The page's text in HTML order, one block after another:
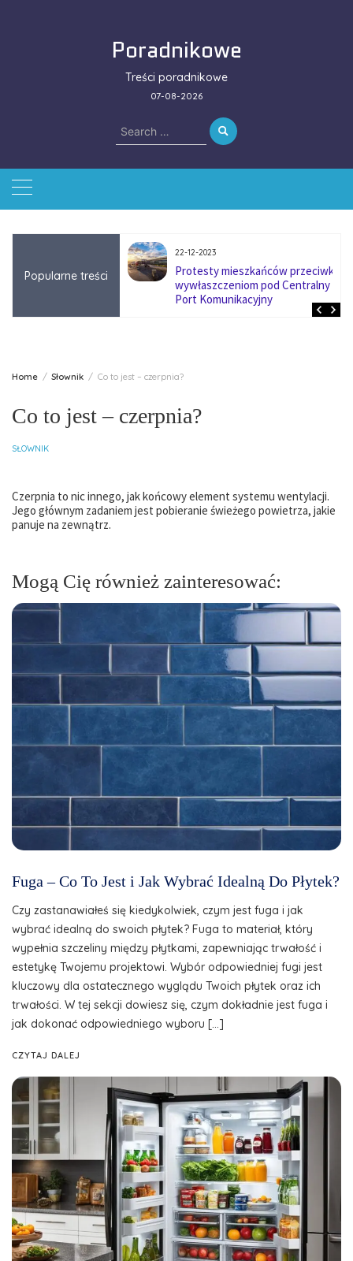
Poradnikowe
Treści poradnikowe
07-08-2026
Search
for:
Popularne treści
się na zmianę
w firmach
22-12-2023
Protesty mieszkańców przeciwko
wywłaszczeniom pod Centralny
Port Komunikacyjny
Home Słownik Co to jest – czerpnia?
Co to jest – czerpnia?
SŁOWNIK
Czerpnia to nic innego, jak końcowy element systemu wentylacji.
Jego głównym zadaniem jest pobieranie świeżego powietrza, jakie
panuje na zewnątrz.
Mogą Cię również zainteresować:
Fuga – Co To Jest i Jak Wybrać Idealną Do Płytek?
Czy zastanawiałeś się kiedykolwiek, czym jest fuga i jak
wybrać idealną do swoich płytek? Fuga to materiał, który
wypełnia szczeliny między płytkami, zapewniając trwałość i
estetykę Twojemu projektowi. Wybór odpowiedniej fugi jest
kluczowy dla ostatecznego wyglądu Twoich płytek oraz ich
trwałości. W tej sekcji dowiesz się, czym dokładnie jest fuga i
jak dokonać odpowiedniego wyboru […]
CZYTAJ DALEJ